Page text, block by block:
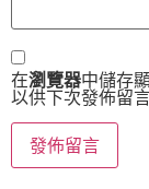
在瀏覽器中儲存
以供下次發佈留